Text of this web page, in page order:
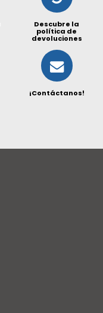
Descubre la
política de
devoluciones
¡Contáctanos!